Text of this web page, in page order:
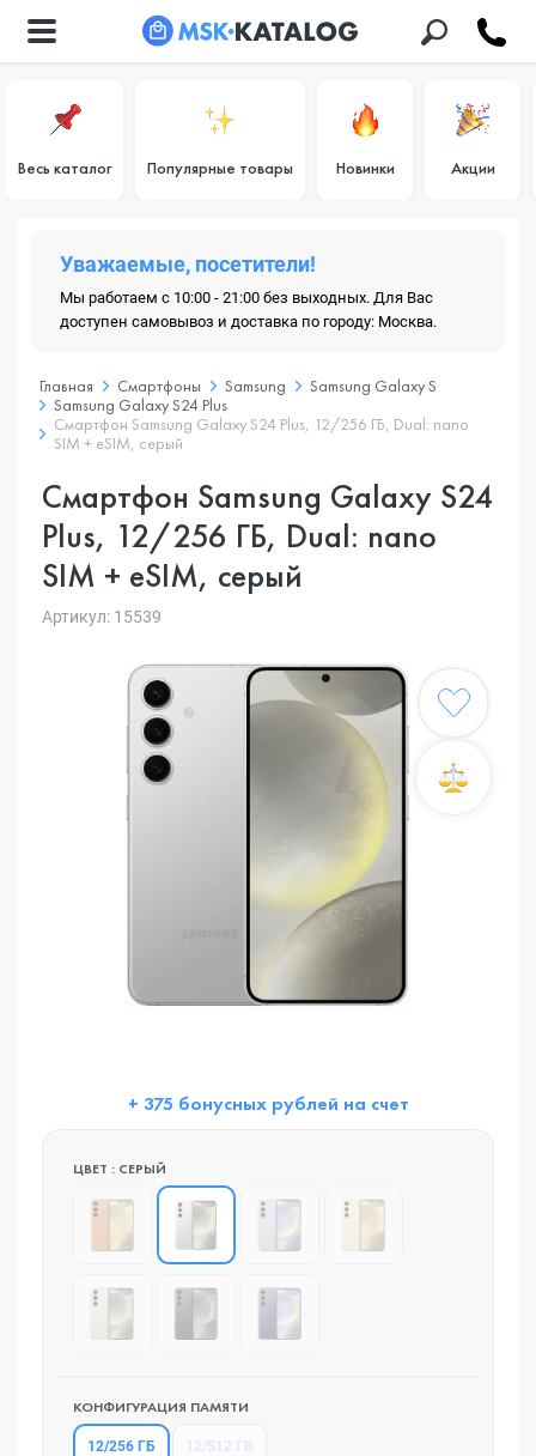
Весь каталог Популярные товары Новинки Акции
Уважаемые, посетители!
Мы работаем с 10:00 - 21:00 без выходных. Для Вас
доступен самовывоз и доставка по городу: Москва.
Главная Смартфоны Samsung
Samsung Galaxy S
Samsung Galaxy S24 Plus
Смартфон Samsung Galaxy S24 Plus, 12/256 ГБ, Dual: nano
SIM + eSIM, серый
Смартфон Samsung Galaxy S24
Plus, 12/256 ГБ, Dual: nano
SIM + eSIM, серый
Артикул: 15539
+ 375 бонусных рублей на счет
ЦВЕТ : СЕРЫЙ
КОНФИГУРАЦИЯ ПАМЯТИ
12/256 ГБ